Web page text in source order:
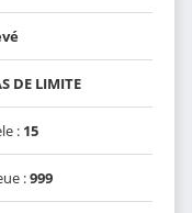
DE LIMITE
: 15
:999